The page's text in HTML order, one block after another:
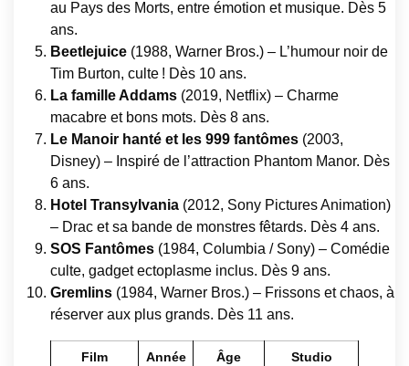
au Pays des Morts, entre émotion et musique. Dès 5
ans.
Beetlejuice (1988, Warner Bros.) – L’humour noir de
Tim Burton, culte ! Dès 10 ans.
La famille Addams (2019, Netflix) – Charme
macabre et bons mots. Dès 8 ans.
Le Manoir hanté et les 999 fantômes (2003,
Disney) – Inspiré de l’attraction Phantom Manor. Dès
6 ans.
Hotel Transylvania (2012, Sony Pictures Animation)
– Drac et sa bande de monstres fêtards. Dès 4 ans.
SOS Fantômes (1984, Columbia / Sony) – Comédie
culte, gadget ectoplasme inclus. Dès 9 ans.
Gremlins (1984, Warner Bros.) – Frissons et chaos, à
réserver aux plus grands. Dès 11 ans.
Film Année
Âge
Studio